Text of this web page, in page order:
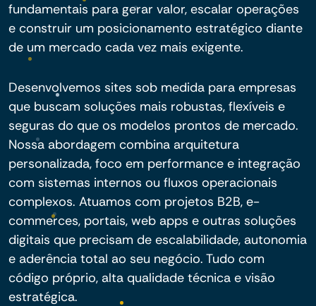
fundamentais para gerar valor, escalar operações
e construir um posicionamento estratégico diante
de um mercado cada vez mais exigente.
Desenvolvemos sites sob medida para empresas
que buscam soluções mais robustas, flexíveis e
seguras do que os modelos prontos de mercado.
Nossa abordagem combina arquitetura
personalizada, foco em performance e integração
com sistemas internos ou fluxos operacionais
complexos. Atuamos com projetos B2B, e-
commerces, portais, web apps e outras soluções
digitais que precisam de escalabilidade, autonomia
e aderência total ao seu negócio. Tudo com
código próprio, alta qualidade técnica e visão
estratégica.